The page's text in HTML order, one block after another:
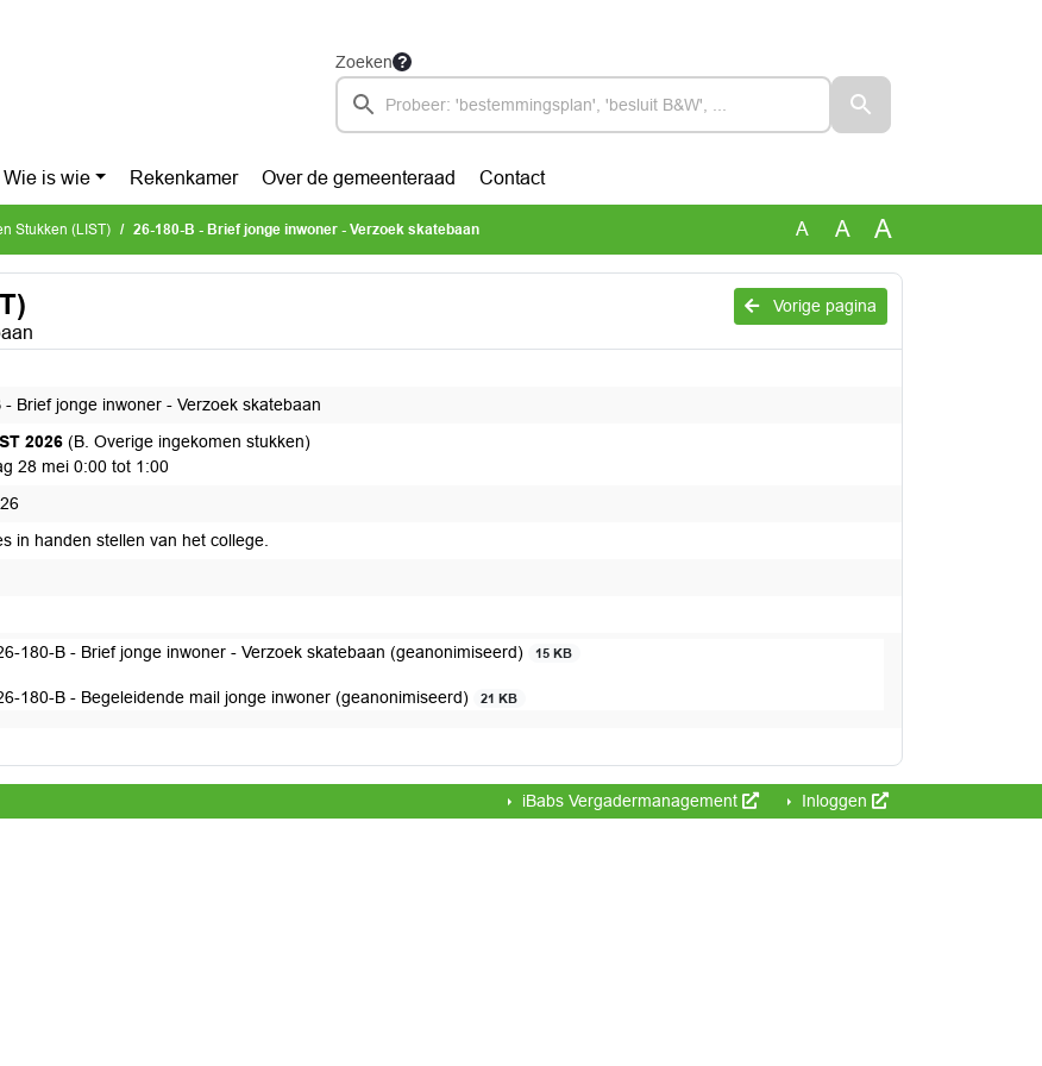
Zoeken
Wie is wie Rekenkamer Over de gemeenteraad Contact
Stukken (LIST) 26-180-B - Brief jonge inwoner - Verzoek skatebaan A A A
Vorige pagina
- Brief jonge inwoner - Verzoek skatebaan
2026 (B. Overige ingekomen stukken)
28 mei 0:00 tot 1:00
in handen stellen van het college.
conform advies
180-B - Brief jonge inwoner - Verzoek skatebaan (geanonimiseerd) 15 KB
180-B - Begeleidende mail jonge inwoner (geanonimiseerd) 21 KB
iBabs Vergadermanagement Inloggen